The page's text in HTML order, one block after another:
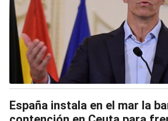
España instala en el mar la